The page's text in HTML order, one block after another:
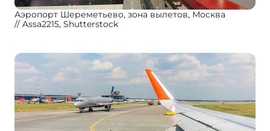
Аэропорт Шереметьево, зона вылетов, Москва
Assa2215, Shutterstock